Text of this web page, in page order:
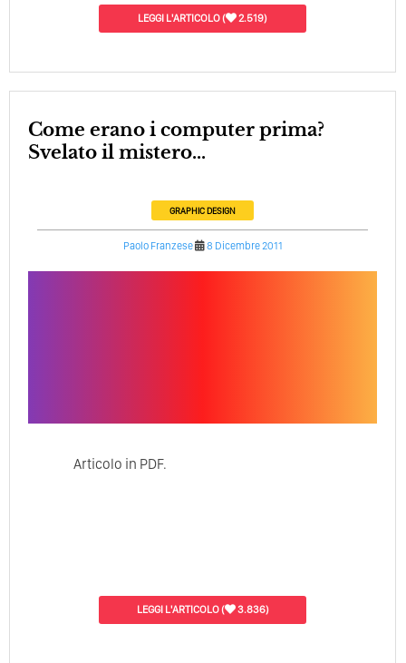
LEGGI L'ARTICOLO( 2.519)
Come erano i computer prima?
Svelato il mistero...
GRAPHIC DESIGN
Paolo Franzese 8 Dicembre 2011
Articolo in PDF.
LEGGI L'ARTICOLO( 3.836)